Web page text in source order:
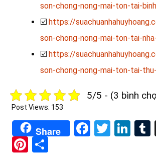
son-chong-nong-mai-ton-tai-
☑️ https://
son-chong-nong-mai-ton-tai-
☑️ https://
son-chong-nong-mai-ton-tai-
5/5 - (3 bình
Post Views: 153
Share Facebook
Twitter
Pinterest